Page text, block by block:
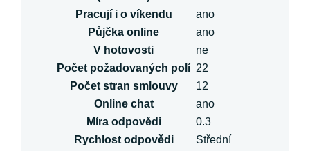
Pracují i o víkendu
ano
Půjčka online
ano
V hotovosti
ne
Počet požadovaných polí 22
Počet stran smlouvy
12
Online chat
ano
Míra odpovědi
0.3
Rychlost odpovědi
Střední